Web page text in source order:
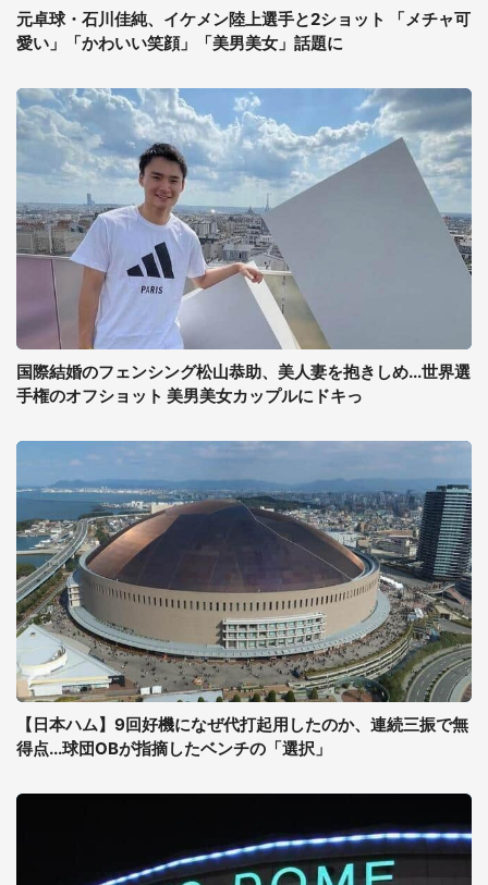
元卓球・石川佳純、イケメン陸上選手と2ショット 「メチャ可
愛い」「かわいい笑顔」「美男美女」話題に
国際結婚のフェンシング松山恭助、美人妻を抱きしめ...世界選
手権のオフショット 美男美女カップルにドキっ
【日本ハム】9回好機になぜ代打起用したのか、連続三振で無
得点...球団OBが指摘したベンチの「選択」